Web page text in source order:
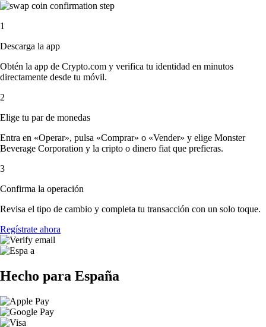
1
Descarga la app
Obtén la app de Crypto.com y verifica tu identidad en minutos
directamente desde tu móvil.
2
Elige tu par de monedas
Entra en «Operar», pulsa «Comprar» o «Vender» y elige Monster
Beverage Corporation y la cripto o dinero fiat que prefieras.
3
Confirma la operación
Revisa el tipo de cambio y completa tu transacción con un solo toque.
Regístrate ahora
Hecho para España